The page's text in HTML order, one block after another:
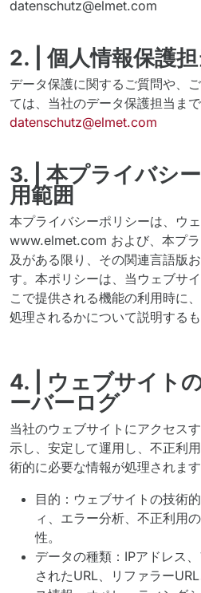
datenschutz@elmet.com
2. | 個人情報保護担
データ保護に関するご質問や、
ては、当社のデータ保護担当ま
datenschutz@elmet.com
3. | 本プライバシ
用範囲
本プライバシーポリシーは、ウ
www.elmet.com および、本プ
及がある限り、その関連言語版
す。本ポリシーは、当ウェブサ
こで提供される機能の利用時に
処理されるかについて説明するも
4. | ウェブサイト
ーバーログ
当社のウェブサイトにアクセス
示し、安定して運用し、不正利
術的に必要な情報が処理されます
目的：ウェブサイトの技術
ィ、エラー分析、不正利用
性。
データの種類：IPアドレス
されたURL、リファラー